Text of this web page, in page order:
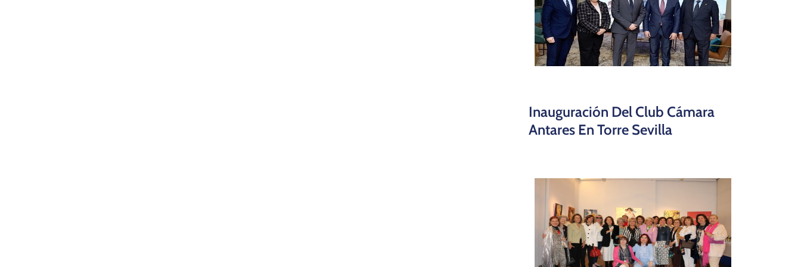
Inauguración Del Club Cámara
Antares En Torre Sevilla